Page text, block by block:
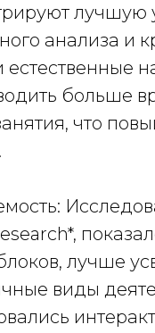
лучшую
анализа и
естественные
больше
что
лучше
виды